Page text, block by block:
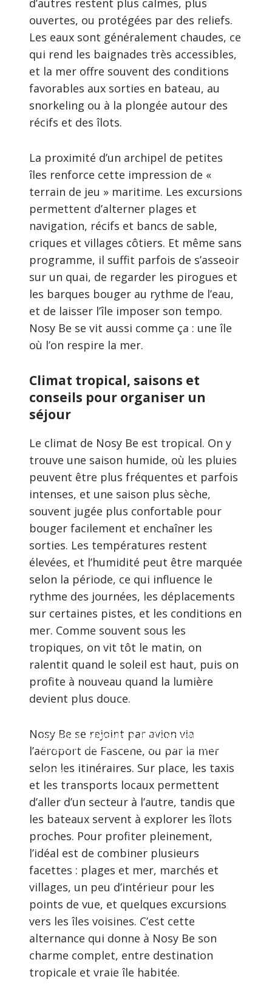
Information :
parfums » : l’ylang-ylang, distillé localement, a
longtemps fait partie de l’identité de l’île, avec
les épices, les marchés et une vie tournée vers
la mer.
ouvertes, ou protégées par des reliefs.
Les eaux sont généralement chaudes, ce
qui rend les baignades très accessibles,
et la mer offre souvent des conditions
favorables aux sorties en bateau, au
snorkeling ou à la plongée autour des
récifs et des îlots.
La proximité d’un archipel de petites
îles renforce cette impression de «
terrain de jeu » maritime. Les excursions
permettent d’alterner plages et
navigation, récifs et bancs de sable,
criques et villages côtiers. Et même sans
programme, il suffit parfois de s’asseoir
sur un quai, de regarder les pirogues et
les barques bouger au rythme de l’eau,
et de laisser l’île imposer son tempo.
Nosy Be se vit aussi comme ça : une île
où l’on respire la mer.
Climat tropical, saisons et
conseils pour organiser un
séjour
Le climat de Nosy Be est tropical. On y
trouve une saison humide, où les pluies
peuvent être plus fréquentes et parfois
intenses, et une saison plus sèche,
souvent jugée plus confortable pour
bouger facilement et enchaîner les
sorties. Les températures restent
élevées, et l’humidité peut être marquée
selon la période, ce qui influence le
rythme des journées, les déplacements
sur certaines pistes, et les conditions en
mer. Comme souvent sous les
tropiques, on vit tôt le matin, on
ralentit quand le soleil est haut, puis on
profite à nouveau quand la lumière
devient plus douce.
Nosy Be se rejoint par avion via
l’aéroport de Fascene, ou par la mer
selon les itinéraires. Sur place, les taxis
et les transports locaux permettent
d’aller d’un secteur à l’autre, tandis que
les bateaux servent à explorer les îlots
proches. Pour profiter pleinement,
l’idéal est de combiner plusieurs
facettes : plages et mer, marchés et
villages, un peu d’intérieur pour les
points de vue, et quelques excursions
vers les îles voisines. C’est cette
alternance qui donne à Nosy Be son
charme complet, entre destination
tropicale et vraie île habitée.